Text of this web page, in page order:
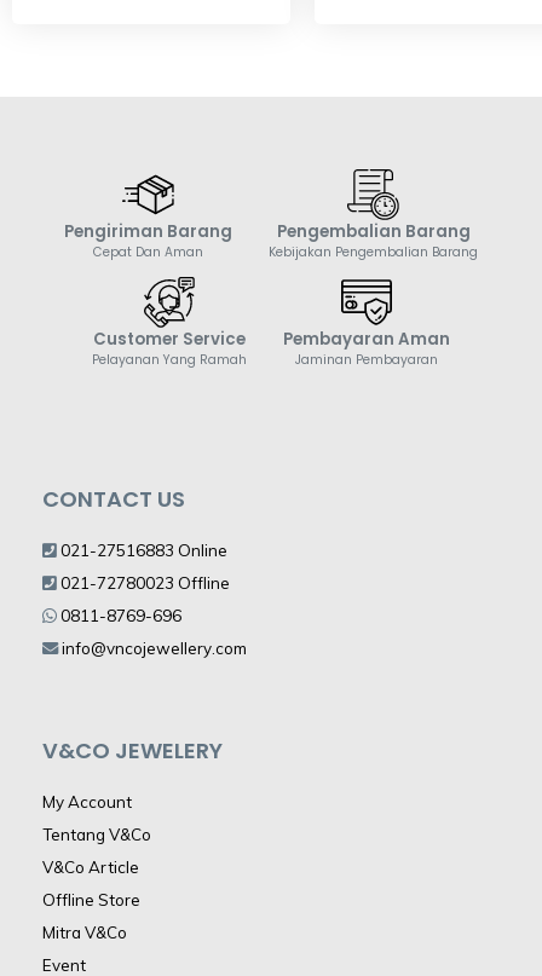
Pengiriman Barang
Cepat Dan Aman
Pengembalian Barang
Kebijakan Pengembalian Barang
Customer Service
Pelayanan Yang Ramah
Pembayaran Aman
Jaminan Pembayaran
V&CO JEWELERY
My Account
Tentang V&Co
V&Co Article
Offline Store
Mitra V&Co
Event
CONTACT US
021-27516883 Online
021-72780023 Offline
0811-8769-696
info@vncojewellery.com